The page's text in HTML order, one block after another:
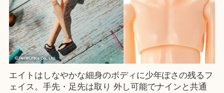
エイトはしなやかな細身のボディに少年ぽさの残るフ
ェイス。手先・足先は取り 外し可能でナインと共通